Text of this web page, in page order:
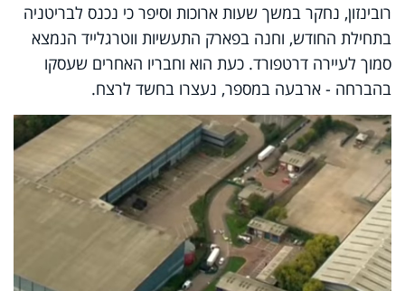
רובינזון, נחקר במשך שעות ארוכות וסיפר כי נכנס לבריטניה
בתחילת החודש, וחנה בפארק התעשיות ווטרגלייד הנמצא
סמוך לעיירה דרטפורד. כעת הוא וחבריו האחרים שעסקו
בהברחה - ארבעה במספר, נעצרו בחשד לרצח.